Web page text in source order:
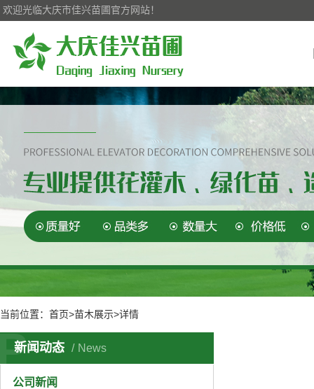
欢迎光临大庆市佳兴苗圃官方网站！
当前位置： 首页>苗木展示>详情
新闻动态 News
公司新闻